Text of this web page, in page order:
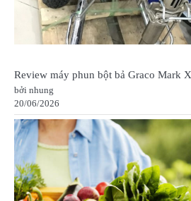
Review máy phun bột bả Graco Mark
bởi nhung
20/06/2026